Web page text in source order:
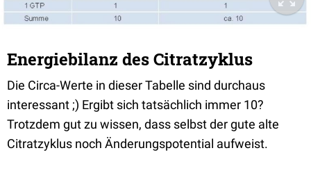
Energiebilanz des Citratzyklus
Die Circa-Werte in dieser Tabelle sind durchaus
interessant ;) Ergibt sich tatsächlich immer 10?
Trotzdem gut zu wissen, dass selbst der gute alte
Citratzyklus noch Änderungspotential aufweist.